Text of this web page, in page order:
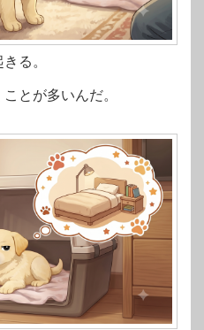
る。
とが多いんだ。